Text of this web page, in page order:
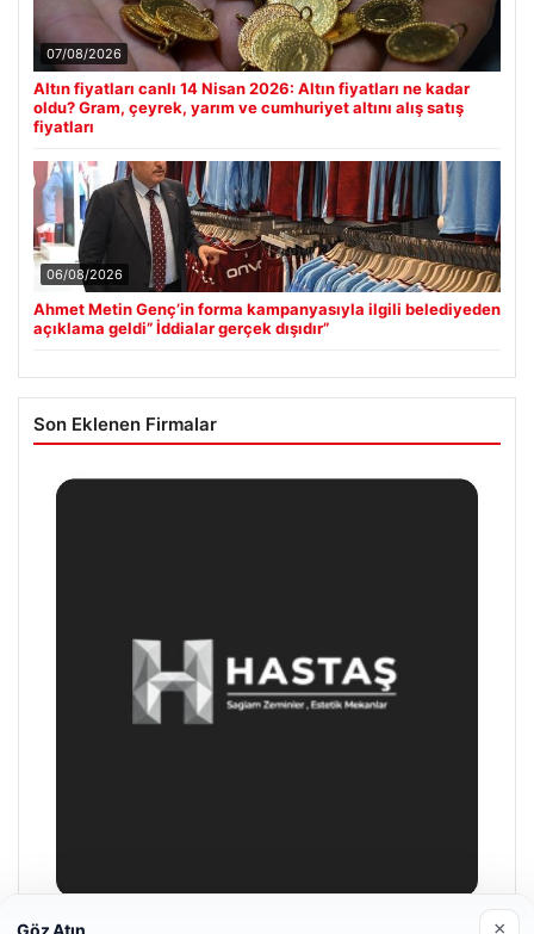
07/08/2026
Altın fiyatları canlı 14 Nisan 2026: Altın fiyatları ne kadar
oldu? Gram, çeyrek, yarım ve cumhuriyet altını alış satış
fiyatları
06/08/2026
Ahmet Metin Genç’in forma kampanyasıyla ilgili belediyeden
açıklama geldi” İddialar gerçek dışıdır”
Son Eklenen Firmalar
Göz Atın ×